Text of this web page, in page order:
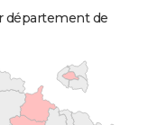
département de